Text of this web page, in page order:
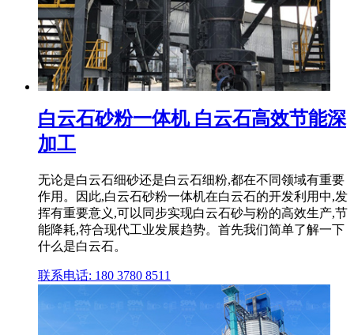
白云石砂粉一体机 白云石高效节能深
加工
无论是白云石细砂还是白云石细粉,都在不同领域有重要
作用。因此,白云石砂粉一体机在白云石的开发利用中,发
挥有重要意义,可以同步实现白云石砂与粉的高效生产,节
能降耗,符合现代工业发展趋势。首先我们简单了解一下
什么是白云石。
联系电话: 180 3780 8511